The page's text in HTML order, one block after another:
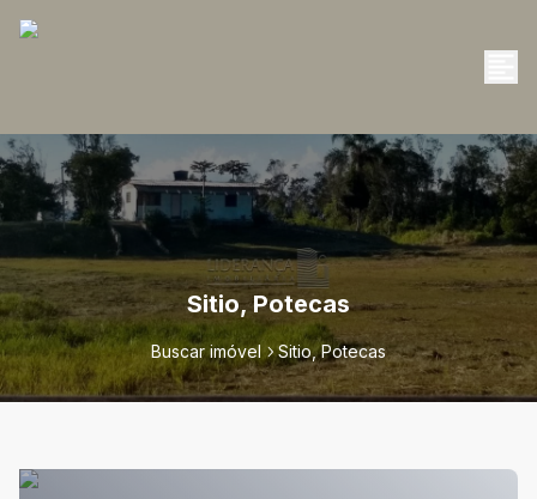
Sitio, Potecas
Buscar imóvel Sitio, Potecas